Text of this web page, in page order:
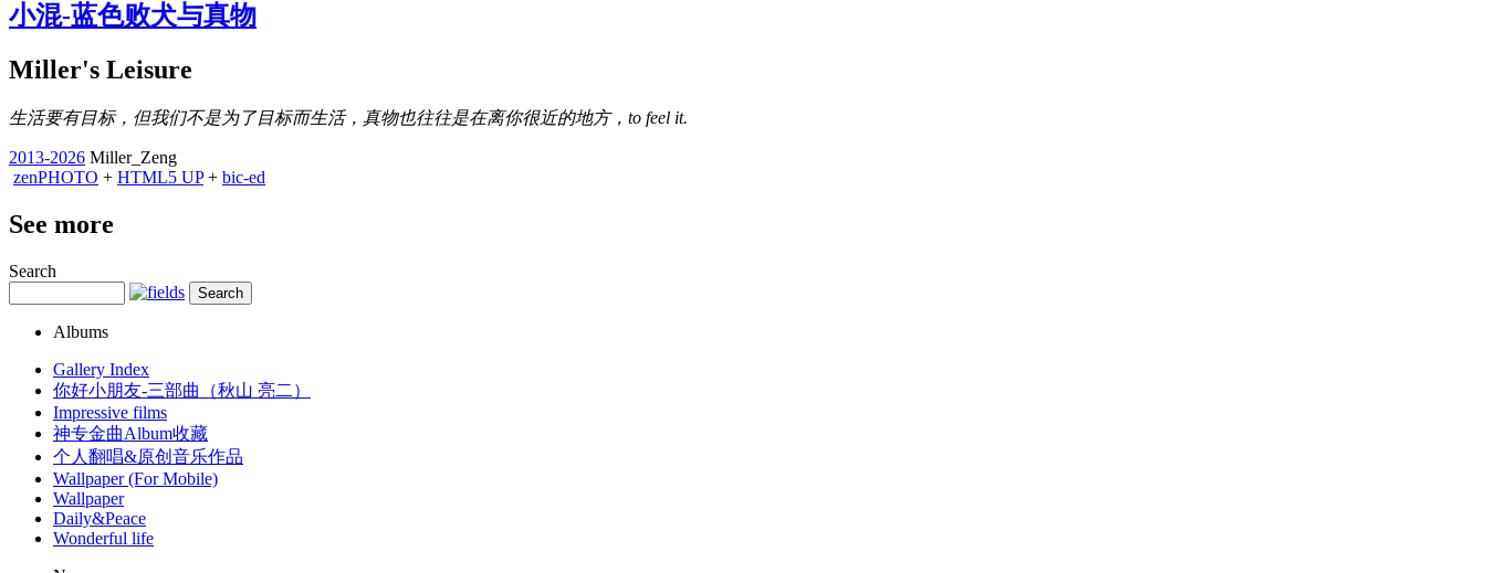
小混-蓝色败犬与真物
Miller's Leisure
生活要有目标，但我们不是为了目标而生活，真物也往往是在离你很近的地方，to feel it.
2013-2026 Miller_Zeng
zenPHOTO + HTML5 UP+ bic-ed
See more
Search
Albums
Gallery Index
你好小朋友-三部曲（秋山 亮二）
Impressive films
神专金曲Album收藏
个人翻唱&原创音乐作品
Wallpaper (For Mobile)
Wallpaper
Daily&Peace
Wonderful life